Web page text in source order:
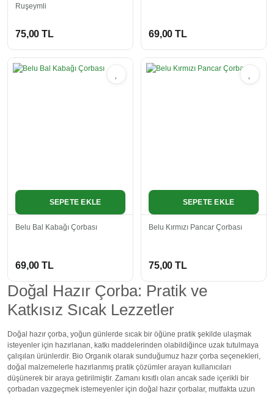
Ruşeymli
75,00 TL 69,00 TL
SEPETE EKLE
Belu Bal Kabağı Çorbası
69,00 TL
SEPETE EKLE
Belu Kırmızı Pancar Çorbası
75,00 TL
Doğal Hazır Çorba: Pratik ve
Katkısız Sıcak Lezzetler
Doğal hazır çorba, yoğun günlerde sıcak bir öğüne pratik şekilde ulaşmak
isteyenler için hazırlanan, katkı maddelerinden olabildiğince uzak tutulmaya
çalışılan ürünlerdir. Bio Organik olarak sunduğumuz hazır çorba seçenekleri,
doğal malzemelerle hazırlanmış pratik çözümler arayan kullanıcıları
düşünerek bir araya getirilmiştir. Zamanı kısıtlı olan ancak sade içerikli bir
çorbadan vazgeçmek istemeyenler için doğal hazır çorbalar, mutfakta uzun